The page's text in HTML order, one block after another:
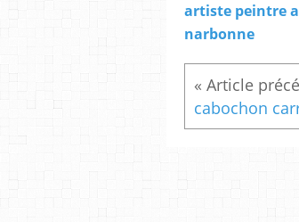
artiste peintre a
narbonne